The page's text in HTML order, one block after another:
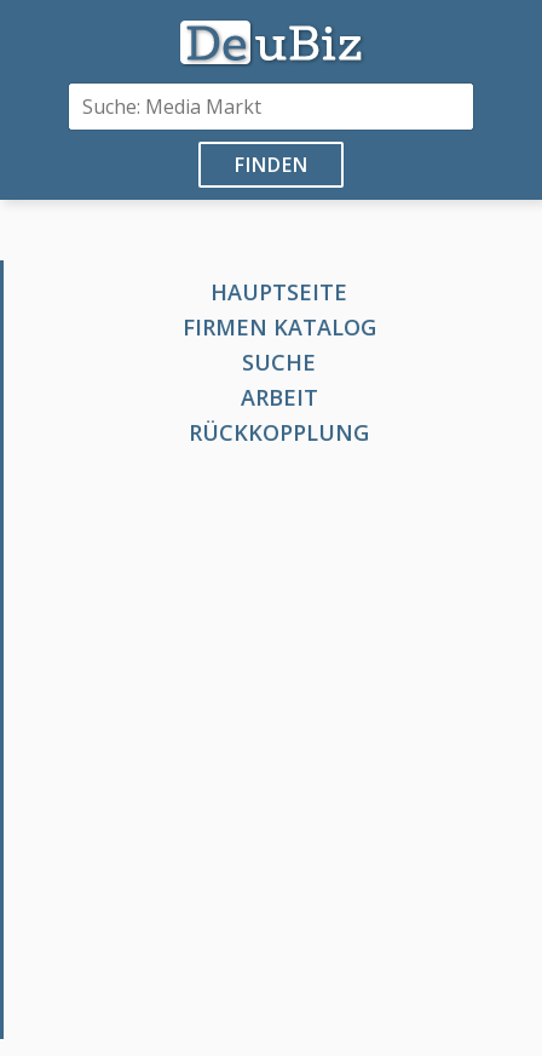
FINDEN
HAUPTSEITE
FIRMEN KATALOG
SUCHE
ARBEIT
RÜCKKOPPLUNG